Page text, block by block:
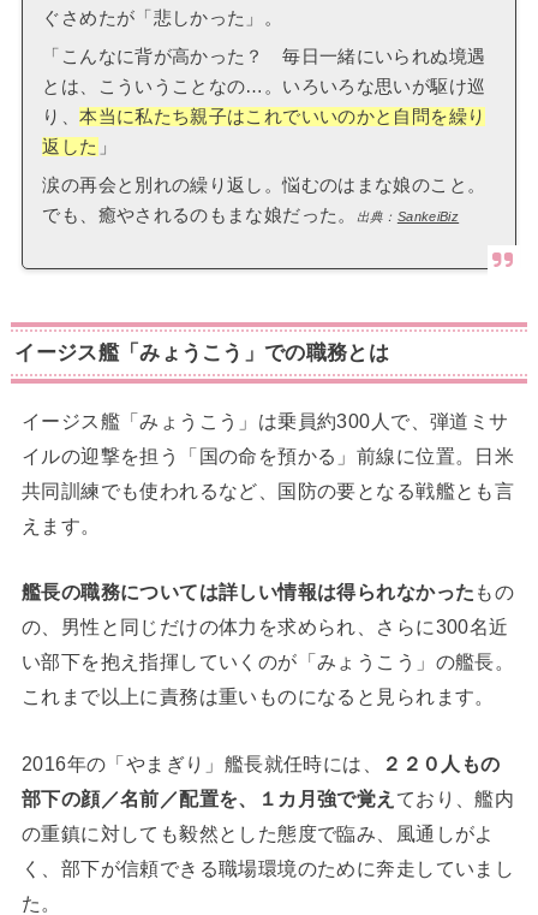
ぐさめたが「悲しかった」。
「こんなに背が高かった？ 毎日一緒にいられぬ境遇
とは、こういうことなの…。いろいろな思いが駆け巡
り、本当に私たち親子はこれでいいのかと自問を繰り
返した 」
涙の再会と別れの繰り返し。悩むのはまな娘のこと。
でも、癒やされるのもまな娘だった。
出典： SankeiBiz
イージス艦「みょうこう」での職務とは
イージス艦「みょうこう」は乗員約300人で、弾道ミサ
イルの迎撃を担う「国の命を預かる」前線に位置。日米
共同訓練でも使われるなど、国防の要となる戦艦とも言
えます。
艦長の職務については詳しい情報は得られなかった もの
の、男性と同じだけの体力を求められ、さらに300名近
い部下を抱え指揮していくのが「みょうこう」の艦長。
これまで以上に責務は重いものになると見られます。
2016年の「やまぎり」艦長就任時には、
２２０人もの
部下の顔／名前／配置を、１カ月強で覚え ており、艦内
の重鎮に対しても毅然とした態度で臨み、風通しがよ
く、部下が信頼できる職場環境のために奔走していまし
た。